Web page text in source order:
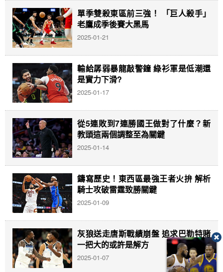
單季雙殺東區前三強！ 「巨人殺手」
老鷹成季後賽大黑馬
2025-01-21
輸給孱弱暴龍敲警鐘 綠衫軍是低潮還
是實力下滑?
2025-01-17
從5連敗到7連勝國王做對了什麼？新
教頭這兩個調整至為關鍵
2025-01-14
鑄寫歷史！東西區最強王者火拚 解析
騎士攻破雷霆致勝關鍵
2025-01-09
灰狼送走唐斯戰績崩盤 追求巴勒特賭
一把大的或許是解方
2025-01-07